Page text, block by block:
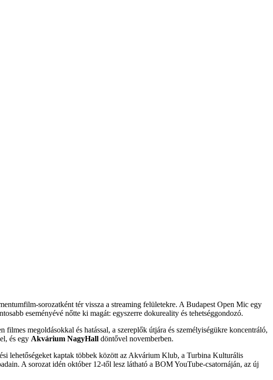
sorozatként tér vissza a streaming felületekre. A Budapest Open Mic egy
eseményévé nőtte ki magát: egyszerre dokureality és tehetséggondozó.
megoldásokkal és hatással, a szereplők útjára és személyiségükre koncentráló,
és egy Akvárium NagyHall döntővel novemberben.
lehetőségeket kaptak többek között az Akvárium Klub, a Turbina Kulturális
A sorozat idén október 12-től lesz látható a BOM YouTube-csatornáján, az új